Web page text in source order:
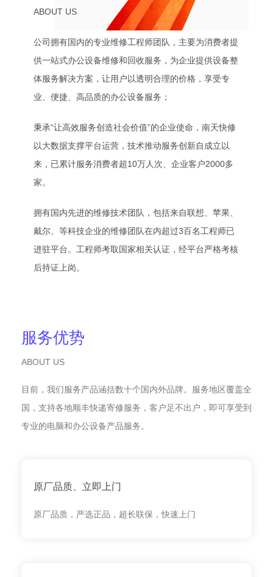
ABOUT US
公司拥有国内的专业维修工程师团队，主要为消费者提
供一站式办公设备维修和回收服务，为企业提供设备整
体服务解决方案，让用户以透明合理的价格，享受专
业、便捷、高品质的办公设备服务；
秉承“让高效服务创造社会价值”的企业使命，南天快修
以大数据支撑平台运营，技术推动服务创新自成立以
来，已累计服务消费者超10万人次、企业客户2000多
家。
拥有国内先进的维修技术团队，包括来自联想、苹果、
戴尔、等科技企业的维修团队在内超过3百名工程师已
进驻平台。工程师考取国家相关认证，经平台严格考核
后持证上岗。
服务优势
ABOUT US
目前，我们服务产品涵括数十个国内外品牌。服务地区覆盖全
国，支持各地顺丰快递寄修服务，客户足不出户，即可享受到
专业的电脑和办公设备产品服务。
原厂品质、立即上门
原厂品质，严选正品，超长联保，快速上门